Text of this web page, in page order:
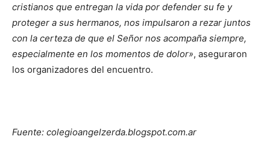
cristianos que entregan la vida por defender su fe y
proteger a sus hermanos, nos impulsaron a rezar juntos
con la certeza de que el Señor nos acompaña siempre,
especialmente en los momentos de dolor», aseguraron
los organizadores del encuentro.
Fuente: colegioangelzerda.blogspot.com.ar